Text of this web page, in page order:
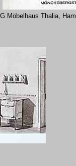
Möbelhaus Thalia,